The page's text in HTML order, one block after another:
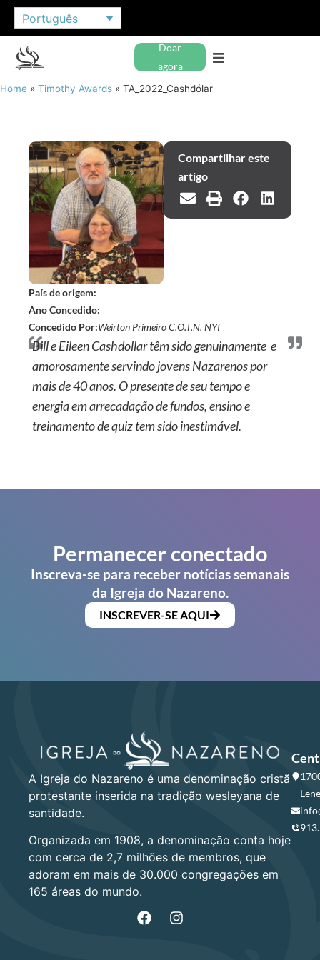
Português
Doar
agora
Home » Timothy Awards » TA_2022_Cashdólar
Compartilhar este
artigo
País de origem:
Ano Concedido:
Concedido Por:Weirton Primeiro C.O.T.N. NYI
Bill e Eileen Cashdollar têm sido genuinamente e
amorosamente servindo jovens Nazarenos por
mais de 40 anos. O presente de seu tempo e
energia em arrecadação de fundos, ensino e
treinamento de quiz tem sido inestimável.
Permanecer conectado
Inscreva-se para receber notícias semanais
da Igreja do Nazareno.
INSCREVER-SE AQUI
A Igreja do Nazareno é uma denominação cristã
protestante inserida na tradição wesleyana de
santidade.
Organizada em 1908, a denominação conta hoje
com cerca de 2,7 milhões de membros, que
adoram em mais de 30.000 congregações em
165 áreas do mundo.